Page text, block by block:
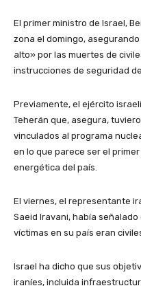
El primer ministro de Israel,
zona el domingo,
alto» por las muertes de
instrucciones de seguridad
Previamente, el ejército
Teherán que, asegura,
vinculados al programa
en lo que parece ser el
energética del país.
El viernes, el representante
Saeid Iravani, había
víctimas en su país eran
Israel ha dicho que sus
iraníes, incluida